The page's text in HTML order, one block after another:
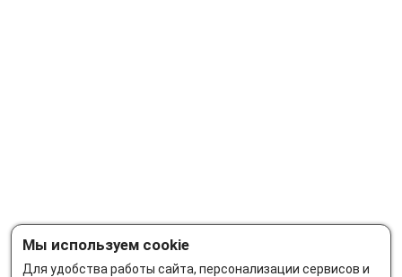
Мы используем cookie
Для удобства работы сайта, персонализации сервисов и